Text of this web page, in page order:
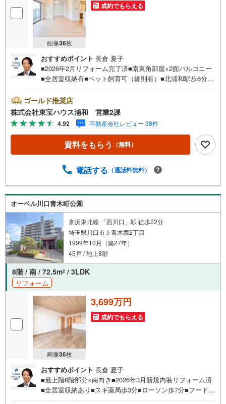
画像36枚
成約でもらえる
おすすめポイント 長倉 夏子
■2026年2月リフォーム完了済■南東角部屋×2面バルコニー
■全居室収納有■ペット飼育可（細則有）■北浦和駅歩6分お
間:7:00～22:00（年中無休）こちらの時間帯はお電話での
お問い合わせがスムーズにご案内できますぜひお気軽にご
連絡下さい！東宝ハウスライフソリューションズグルー
プ 東宝ハウス浦和 特別提携金利〔一例〕東宝ハウス浦
和の住宅ローン■変動金利全期間引下げプラン⇒住宅ローン
金利優遇割の最大適用《0.89％》と某信用金庫金利1.275％
万円※2026年7月末実行分まで（審査・要件があります）◇
ライフパートナーが直接ご対応ライフプランニング、かけ
つけサポート、Club Offプレミアムなど多彩なサービスがご
ざいます
ゴールド推奨店
株式会社東宝ハウス浦和 営業2課
4.92 不動産会社レビュー 38件
資料をもらう （無料）
電話する （通話料無料）
オーベル川口青木町公園
京浜東北線 「西川口」駅 徒歩22分
埼玉県川口市上青木西2丁目
1999年10月（築27年）
45戸 / 地上8階
8階 / 南 / 72.5m2 / 3LDK
リフォーム
画像36枚
3,699万円
成約でもらえる
おすすめポイント 長倉 夏子
■最上階8階部分×南向き■2026年3月新規内装リフォーム済
■全居室収納あり■スギ薬局歩3分■ローソン歩7分■フードス